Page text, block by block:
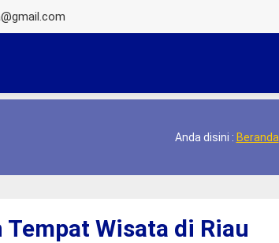
Anda disini : Beranda
Wisata di Riau